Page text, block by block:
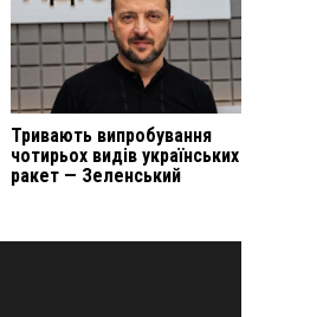
Тривають випробування
чотирьох видів українських
ракет — Зеленський